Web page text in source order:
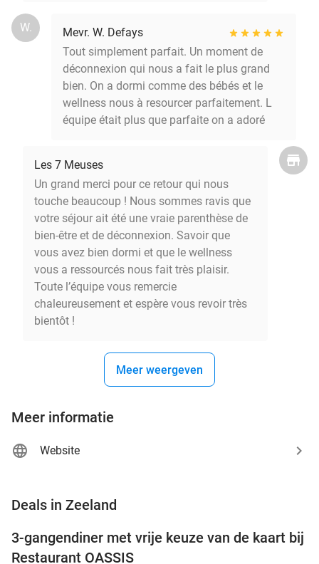
W.
Mevr. W. Defays
Tout simplement parfait. Un moment de
déconnexion qui nous a fait le plus grand
bien. On a dormi comme des bébés et le
wellness nous à resourcer parfaitement. L
équipe était plus que parfaite on a adoré
Les 7 Meuses
Un grand merci pour ce retour qui nous
touche beaucoup ! Nous sommes ravis que
votre séjour ait été une vraie parenthèse de
bien-être et de déconnexion. Savoir que
vous avez bien dormi et que le wellness
vous a ressourcés nous fait très plaisir.
Toute l’équipe vous remercie
chaleureusement et espère vous revoir très
bientôt !
Meer weergeven
Meer informatie
Website
Deals in Zeeland
43%
3-gangendiner met vrije keuze van de kaart bij
Restaurant OASSIS